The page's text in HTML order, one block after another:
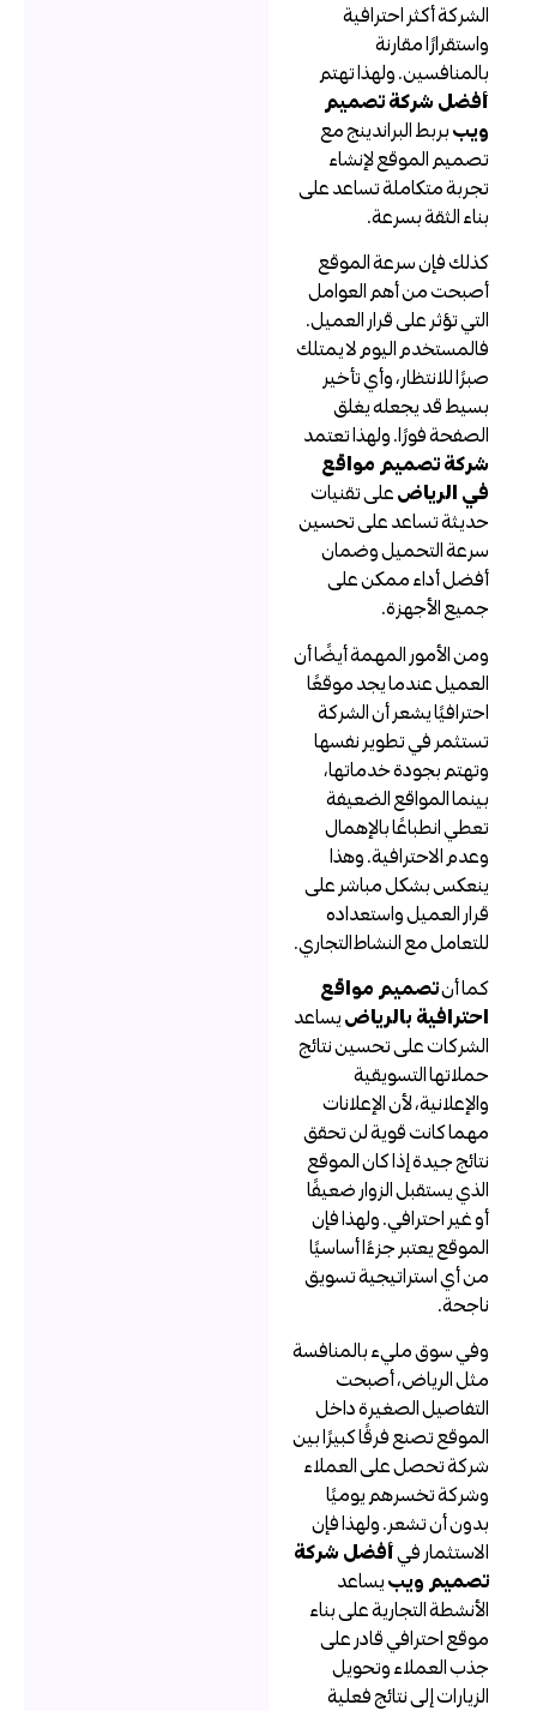
الشركة أكثر احترافية
واستقرارًا مقارنة
بالمنافسين. ولهذا تهتم
أفضل شركة تصميم
بربط البراندينج مع
تصميم الموقع لإنشاء
تجربة متكاملة تساعد على
بناء الثقة بسرعة.
كذلك فإن سرعة الموقع
أصبحت من أهم العوامل
التي تؤثر على قرار العميل.
فالمستخدم اليوم لا يمتلك
صبرًا للانتظار، وأي تأخير
بسيط قد يجعله يغلق
الصفحة فورًا. ولهذا تعتمد
شركة تصميم مواقع
في الرياضعلى تقنيات
حديثة تساعد على تحسين
سرعة التحميل وضمان
أفضل أداء ممكن على
جميع الأجهزة.
ومن الأمور المهمة أيضًا أن
العميل عندما يجد موقعًا
احترافيًا يشعر أن الشركة
تستثمر في تطوير نفسها
وتهتم بجودة خدماتها،
بينما المواقع الضعيفة
تعطي انطباعًا بالإهمال
وعدم الاحترافية. وهذا
ينعكس بشكل مباشر على
قرار العميل واستعداده
للتعامل مع النشاط التجاري.
كما أنتصميم مواقع
احترافية بالرياضيساعد
الشركات على تحسين نتائج
حملاتها التسويقية
والإعلانية، لأن الإعلانات
مهما كانت قوية لن تحقق
نتائج جيدة إذا كان الموقع
الذي يستقبل الزوار ضعيفًا
أو غير احترافي. ولهذا فإن
الموقع يعتبر جزءًا أساسيًا
من أي استراتيجية تسويق
ناجحة.
وفي سوق مليء بالمنافسة
مثل الرياض، أصبحت
التفاصيل الصغيرة داخل
الموقع تصنع فرقًا كبيرًا بين
شركة تحصل على العملاء
وشركة تخسرهم يوميًا
بدون أن تشعر. ولهذا فإن
الاستثمار فيأفضل شركة
تصميم ويبيساعد
الأنشطة التجارية على بناء
موقع احترافي قادر على
جذب العملاء وتحويل
الزيارات إلى نتائج فعلية